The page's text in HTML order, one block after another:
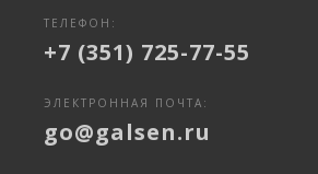
ТЕЛЕФОН:
+7 (351) 725-77-55
ЭЛЕКТРОННАЯ ПОЧТА:
go@galsen.ru